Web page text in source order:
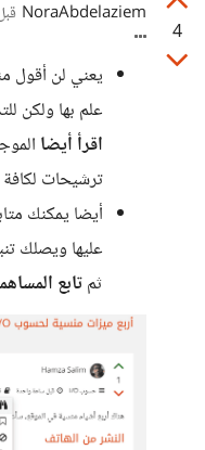
4
NoraAbdelaziem قبل 4
يعني لن أقول
علم بها ولكن
اقرأ أيضا
ترشيحات
أيضا يمكنك
عليها ويصلك
ثمتابع